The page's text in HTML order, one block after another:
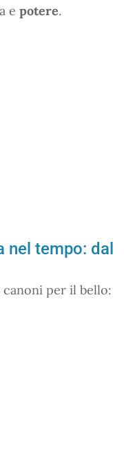
e potere.
nel tempo: dal
canoni per il bello: